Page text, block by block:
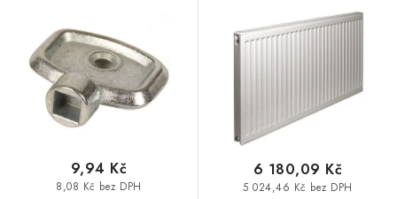
Koupelna a sanita
Spojovací materiál
Kontakty Poštovné a doprava
Obchodní podmínky
8,08 Kč bez DPH
9,94 Kč
5 024,46 Kč bez DPH
6 180,09 Kč